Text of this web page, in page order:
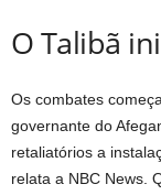
O Talibã
Os combates
governante do
retaliatórios a
relata a NBC News.